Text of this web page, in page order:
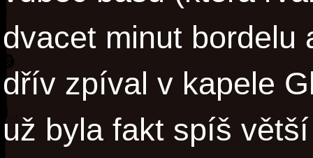
dvacet minut bordelu
dřív zpíval v kapele
už byla fakt spíš